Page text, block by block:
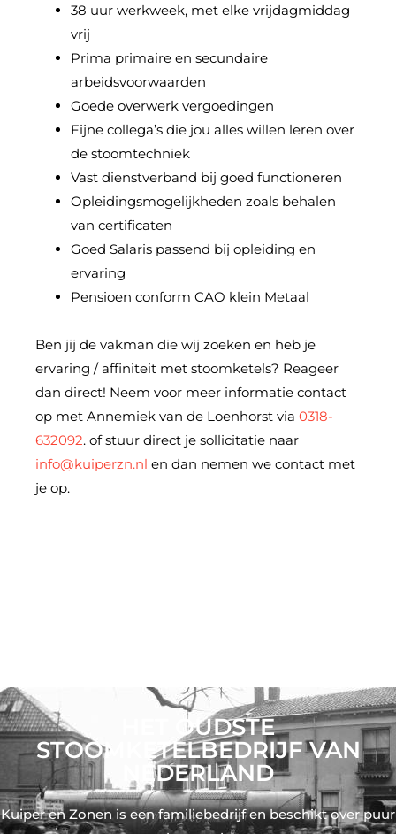
38 uur werkweek, met elke vrijdagmiddag
vrij
Prima primaire en secundaire
arbeidsvoorwaarden
Goede overwerk vergoedingen
Fijne collega’s die jou alles willen leren over
de stoomtechniek
Vast dienstverband bij goed functioneren
Opleidingsmogelijkheden zoals behalen
van certificaten
Goed Salaris passend bij opleiding en
ervaring
Pensioen conform CAO klein Metaal
Ben jij de vakman die wij zoeken en heb je
ervaring / affiniteit met stoomketels? Reageer
dan direct! Neem voor meer informatie contact
op met Annemiek van de Loenhorst via 0318-
632092. of stuur direct je sollicitatie naar
info@kuiperzn.nl en dan nemen we contact met
je op.
HET OUDSTE
STOOMKETELBEDRIJF VAN
NEDERLAND
Kuiper en Zonen is een familiebedrijf en beschikt over puur